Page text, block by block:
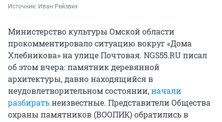
Источник: Иван Рейзвих
Министерство культуры Омской области
прокомментировало ситуацию вокруг «Дома
Хлебникова» на улице Почтовая. NGS55.RU писал
об этом вчера: памятник деревянной
архитектуры, давно находящийся в
неудовлетворительном состоянии,начали
разбиратьнеизвестные. Представители Общества
охраны памятников (ВООПИК) обратились в